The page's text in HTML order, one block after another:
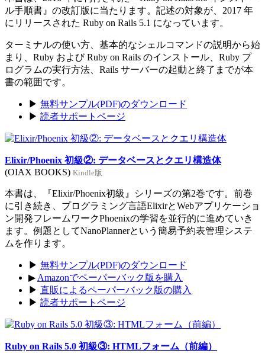
ル手順書』の改訂版に当たります。記述の対象が、2017 年
にリリースされた Ruby on Rails 5.1 になっています。
ターミナルの使い方、基本的なシェルコマンドの説明から始
まり、Ruby および Ruby on Rails のインストール、Ruby プ
ログラムの実行方法、Rails サーバーの起動と終了までが本
書の範囲です。
▶ 無料サンプル(PDF)のダウンロード
▶ 読者サポートページ
Elixir/Phoenix 初級②: データベースとクエリ構造体
(OIAX BOOKS) Kindle版
本書は、『Elixir/Phoenix初級』シリーズの第2巻です。前巻
に引き続き、プログラミング言語ElixirとWebアプリケーショ
ン開発フレームワークPhoenixの学習を並行的に進めていき
ます。例題としてNanoPlannerという簡易予約表管理システ
ムを作ります。
▶ 無料サンプル(PDF)のダウンロード
▶ Amazonでペーパーバック版を購入
▶ 直販によるペーパーバック版の購入
▶ 読者サポートページ
Ruby on Rails 5.0 初級③: HTMLフォーム（前編）